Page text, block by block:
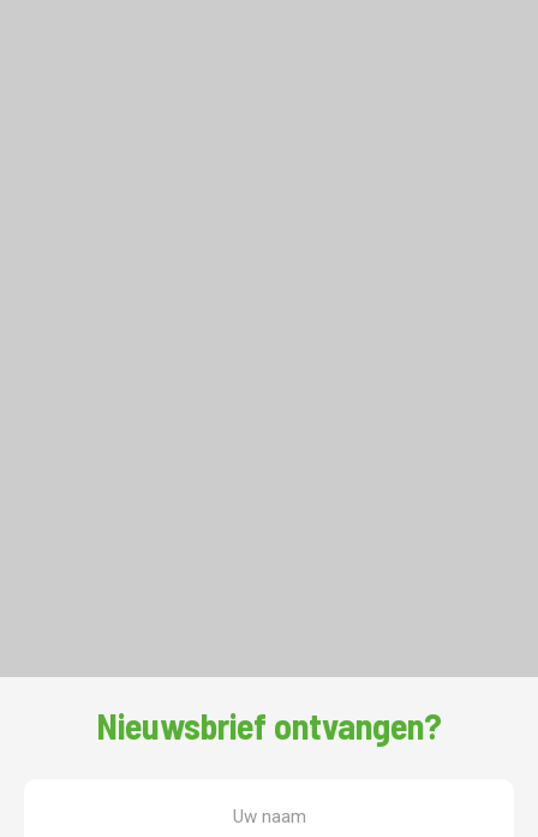
Nieuwsbrief ontvangen?
Uw naam